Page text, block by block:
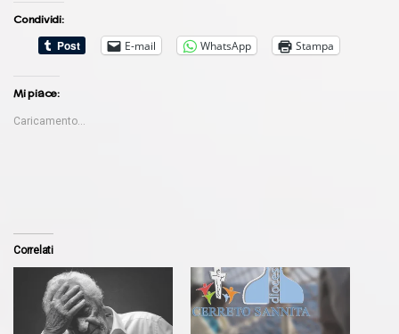
Condividi:
E-mail
WhatsApp Stampa
Mi piace:
Caricamento...
Correlati